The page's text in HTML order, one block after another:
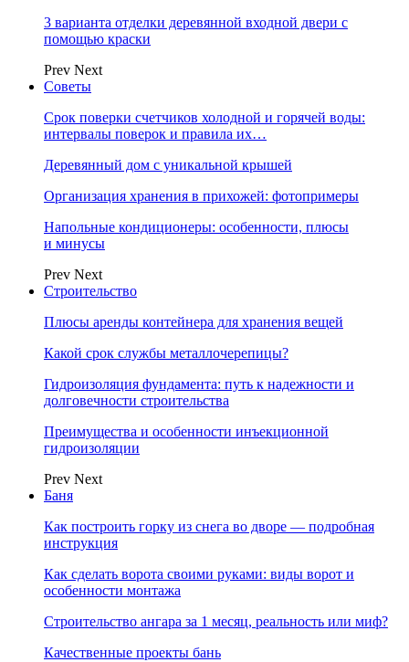
3 варианта отделки деревянной входной двери с
помощью краски
Prev Next
Советы
Срок поверки счетчиков холодной и горячей воды:
интервалы поверок и правила их…
Деревянный дом с уникальной крышей
Организация хранения в прихожей: фотопримеры
Напольные кондиционеры: особенности, плюсы
и минусы
Prev Next
Строительство
Плюсы аренды контейнера для хранения вещей
Какой срок службы металлочерепицы?
Гидроизоляция фундамента: путь к надежности и
долговечности строительства
Преимущества и особенности инъекционной
гидроизоляции
Prev Next
Баня
Как построить горку из снега во дворе — подробная
инструкция
Как сделать ворота своими руками: виды ворот и
особенности монтажа
Строительство ангара за 1 месяц, реальность или миф?
Качественные проекты бань